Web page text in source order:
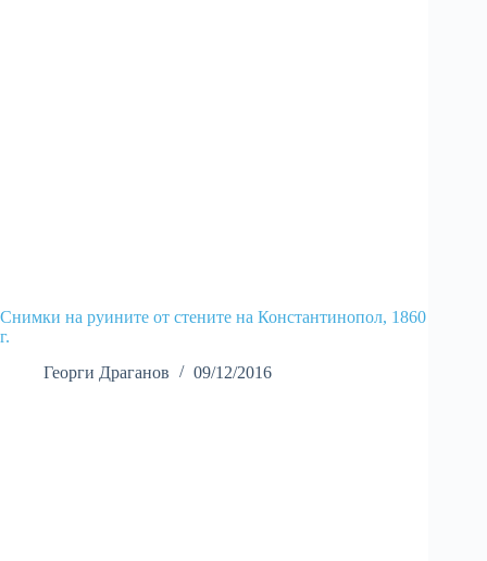
Снимки на руините от стените на Константинопол, 1860
г.
Георги Драганов
09/12/2016